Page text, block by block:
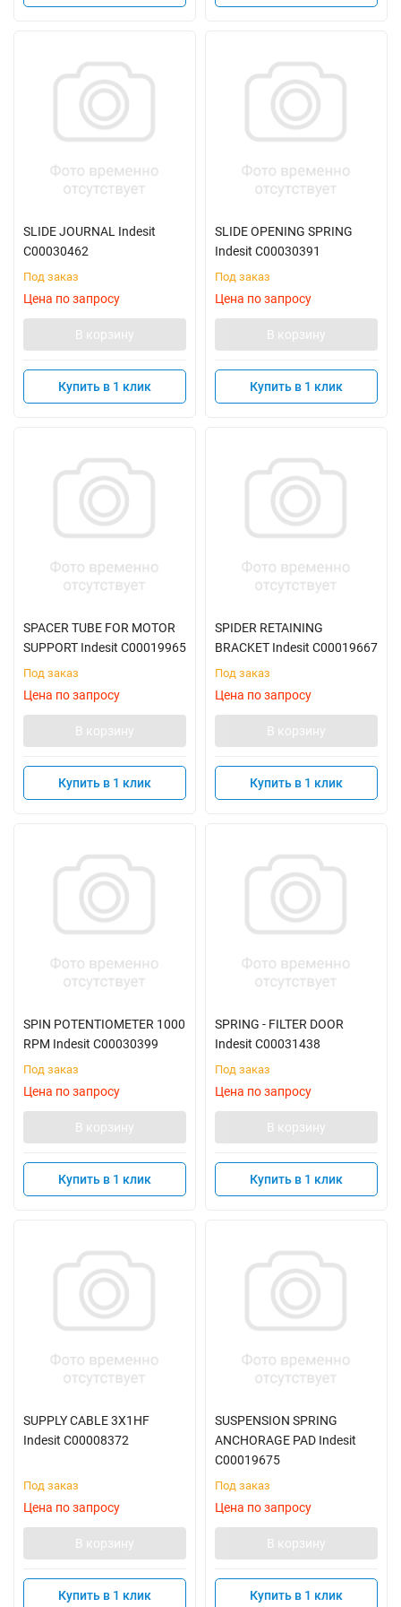
SLIDE JOURNAL Indesit
C00030462
Под заказ
Цена по запросу
В корзину
Купить в 1 клик
SLIDE OPENING SPRING
Indesit C00030391
Под заказ
Цена по запросу
В корзину
Купить в 1 клик
SPACER TUBE FOR MOTOR
SUPPORT Indesit C00019965
Под заказ
Цена по запросу
В корзину
Купить в 1 клик
SPIDER RETAINING
BRACKET Indesit C00019667
Под заказ
Цена по запросу
В корзину
Купить в 1 клик
SPIN POTENTIOMETER 1000
RPM Indesit C00030399
Под заказ
Цена по запросу
В корзину
Купить в 1 клик
SPRING - FILTER DOOR
Indesit C00031438
Под заказ
Цена по запросу
В корзину
Купить в 1 клик
SUPPLY CABLE 3X1HF
Indesit C00008372
Под заказ
Цена по запросу
В корзину
Купить в 1 клик
SUSPENSION SPRING
ANCHORAGE PAD Indesit
C00019675
Под заказ
Цена по запросу
В корзину
Купить в 1 клик